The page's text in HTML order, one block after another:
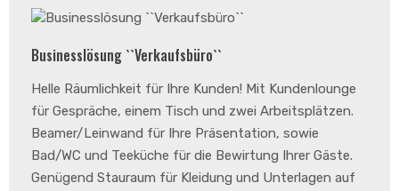
Businesslösung ``Verkaufsbüro``
Helle Räumlichkeit für Ihre Kunden! Mit Kundenlounge
für Gespräche, einem Tisch und zwei Arbeitsplätzen.
Beamer/Leinwand für Ihre Präsentation, sowie
Bad/WC und Teeküche für die Bewirtung Ihrer Gäste.
Genügend Stauraum für Kleidung und Unterlagen auf